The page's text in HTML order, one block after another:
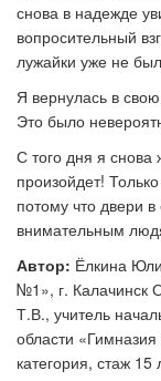
снова в надежде
вопросительный
лужайки уже не
Я вернулась в
Это было
С того дня я снова
произойдет!
потому что двери
внимательным
Автор: Ёлкина
№1», г. Калачинск
Т.В., учитель
области
категория, стаж 15